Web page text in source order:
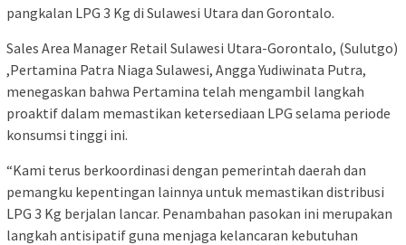
pangkalan LPG 3 Kg di Sulawesi Utara dan Gorontalo.
Sales Area Manager Retail Sulawesi Utara-Gorontalo, (Sulutgo)
,Pertamina Patra Niaga Sulawesi, Angga Yudiwinata Putra,
menegaskan bahwa Pertamina telah mengambil langkah
proaktif dalam memastikan ketersediaan LPG selama periode
konsumsi tinggi ini.
“Kami terus berkoordinasi dengan pemerintah daerah dan
pemangku kepentingan lainnya untuk memastikan distribusi
LPG 3 Kg berjalan lancar. Penambahan pasokan ini merupakan
langkah antisipatif guna menjaga kelancaran kebutuhan